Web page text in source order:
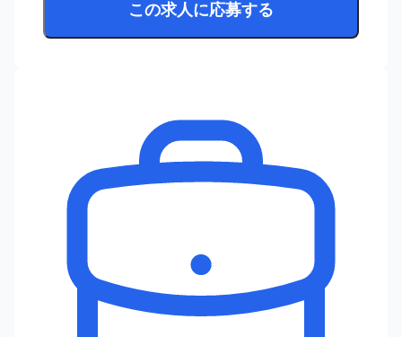
この求人に応募する